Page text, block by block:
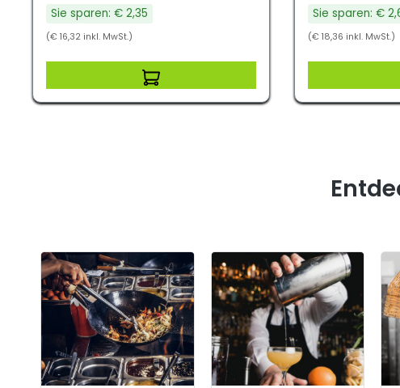
Sie sparen: € 2,35
(€ 16,32 inkl. MwSt.)
Sie sparen: €
(€ 18,36 inkl. MwSt.)